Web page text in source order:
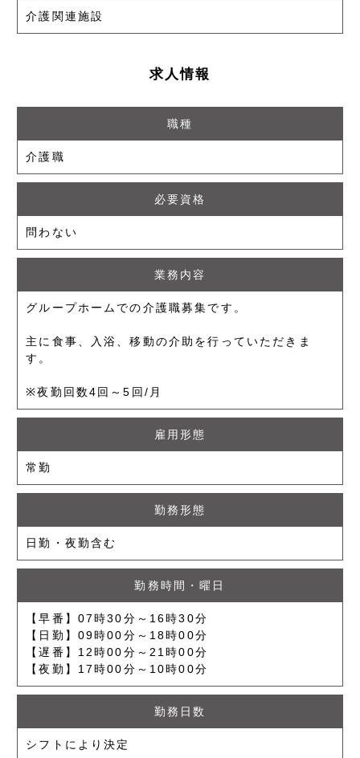
介護関連施設
求人情報
職種
介護職
必要資格
問わない
業務内容
グループホームでの介護職募集です。
主に食事、入浴、移動の介助を行っていただきま
す。
※夜勤回数4回～5回/月
雇用形態
常勤
勤務形態
日勤・夜勤含む
勤務時間・曜日
【早番】07時30分～16時30分
【日勤】09時00分～18時00分
【遅番】12時00分～21時00分
【夜勤】17時00分～10時00分
勤務日数
シフトにより決定